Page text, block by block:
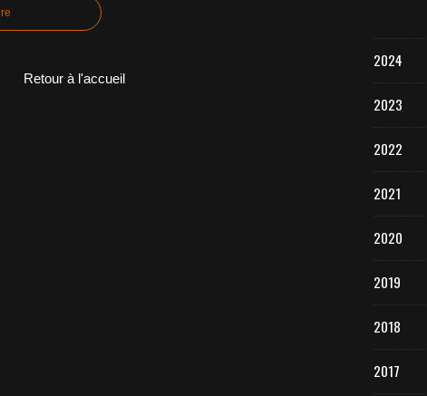
Retour à l'accueil
2024
2023
2022
2021
2020
2019
2018
2017